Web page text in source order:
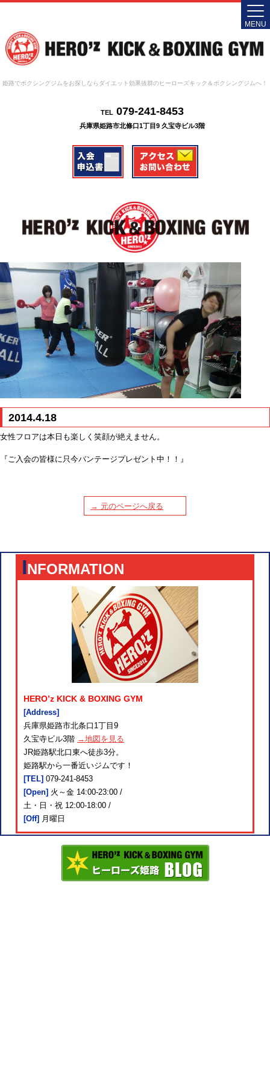
姫路でボクシングジムをお探しならダイエット効果抜群のヒーローズキック＆ボクシングジムへ！
TEL079-241-8453
兵庫県姫路市北條口1丁目9 久宝寺ビル3階
MENU
2014.4.18
女性フロアは本日も楽しく笑顔が絶えません。
『ご入会の皆様に只今バンテージプレゼント中！！』
→ 元のページへ戻る
INFORMATION
HERO’z KICK & BOXING GYM
[Address]
兵庫県姫路市北条口1丁目9
久宝寺ビル3階 →地図を見る
JR姫路駅北口東へ徒歩3分。
姫路駅から一番近いジムです！
[TEL] 079-241-8453
[Open] 火～金 14:00-23:00 /
土・日・祝 12:00-18:00 /
[Off] 月曜日